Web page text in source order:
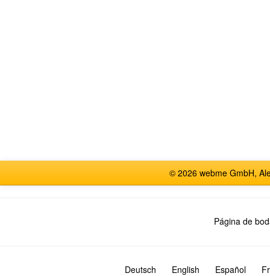
© 2026 webme GmbH,
Página de
Deutsch English Español